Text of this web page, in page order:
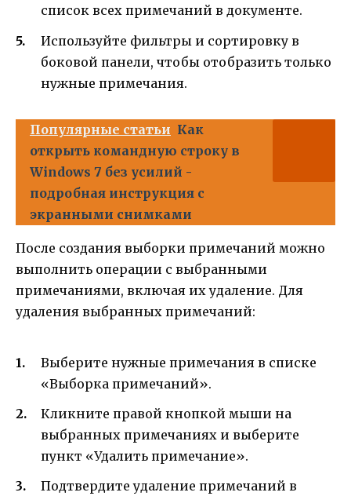
список всех примечаний в документе.
Используйте фильтры и сортировку в
боковой панели, чтобы отобразить только
нужные примечания.
Популярные статьи Как
открыть командную строку в
Windows 7 без усилий -
подробная инструкция с
экранными снимками
После создания выборки примечаний можно
выполнить операции с выбранными
примечаниями, включая их удаление. Для
удаления выбранных примечаний:
Выберите нужные примечания в списке
«Выборка примечаний».
Кликните правой кнопкой мыши на
выбранных примечаниях и выберите
пункт «Удалить примечание».
Подтвердите удаление примечаний в